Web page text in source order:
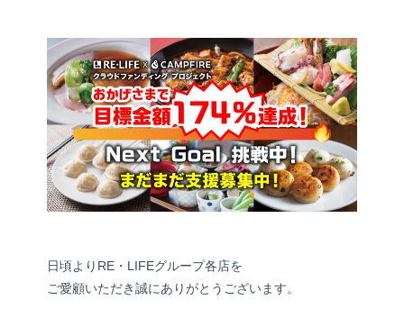
日頃よりRE・LIFEグループ各店を
ご愛顧いただき誠にありがとうございます。